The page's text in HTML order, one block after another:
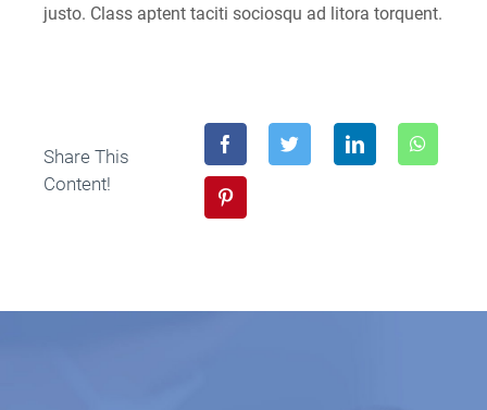
justo. Class aptent taciti sociosqu ad litora torquent.
Share This
Content!